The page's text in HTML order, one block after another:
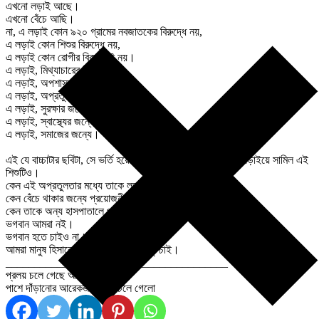
এখনো লড়াই আছে।
এখনো বেঁচে আছি।
না, এ লড়াই কোন ৯২০ গ্রামের নবজাতকের বিরুদ্ধে নয়,
এ লড়াই কোন শিশুর বিরুদ্ধে নয়,
এ লড়াই কোন রোগীর বিরুদ্ধেই নয়।
এ লড়াই, মিথ্যাচারের বিরুদ্ধে।
এ লড়াই, অপশাসনের বিরুদ্ধে।
এ লড়াই, অপ্রতুলতার বিরুদ্ধে।
এ লড়াই, সুরক্ষার জন্যে।
এ লড়াই, স্বাস্থ্যের জন্যে।
এ লড়াই, সমাজের জন্যে।
এই যে বাচ্চাটার ছবিটা, সে ভর্তি হয়েছে আমাদের ‘ছুটি’র সময়। এই লড়াইয়ে সামিল এই
শিশুটিও।
কেন এই অপ্রতুলতার মধ্যে তাকে লড়াই করতে হবে?
কেন বেঁচে থাকার জন্যে প্রয়োজনীয় যন্ত্রপাতি পাওয়া যাবে না?
কেন তাকে অন্য হাসপাতালে পাঠাতে হবে?
ভগবান আমরা নই।
ভগবান হতে চাইও না।
আমরা মানুষ হিসাবে বেঁচে থাকার অধিকারটুকু চাই।
_______________________________________
প্রলয় চলে গেছে আমাদের ছেড়ে।♦
পাশে দাঁড়ানোর আরেকজন মানুষ চলে গেলো